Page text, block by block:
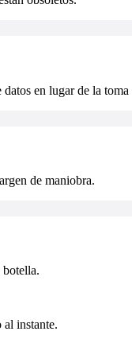
en lugar de la toma
de maniobra.
botella.
al instante.